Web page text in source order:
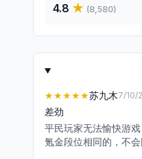
4.8 ★ (8,580)
★★★★★苏九木7/10/
差劲
平民玩家无法愉快游
氪金段位相同的，不